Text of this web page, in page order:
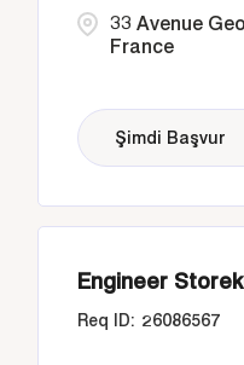
33 Avenue
France
Şimdi Başvur
Engineer
26086567